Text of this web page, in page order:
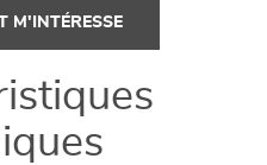
M'INTÉRESSE